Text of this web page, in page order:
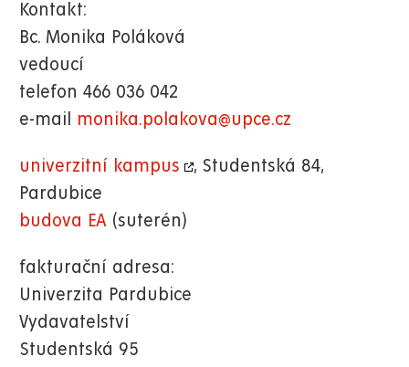
Kontakt:
Bc. Monika Poláková
vedoucí
telefon 466 036 042
e-mail monika.polakova@upce.cz
univerzitní kampus
, Studentská 84,
Pardubice
budova EA (suterén)
fakturační adresa:
Univerzita Pardubice
Vydavatelství
Studentská 95